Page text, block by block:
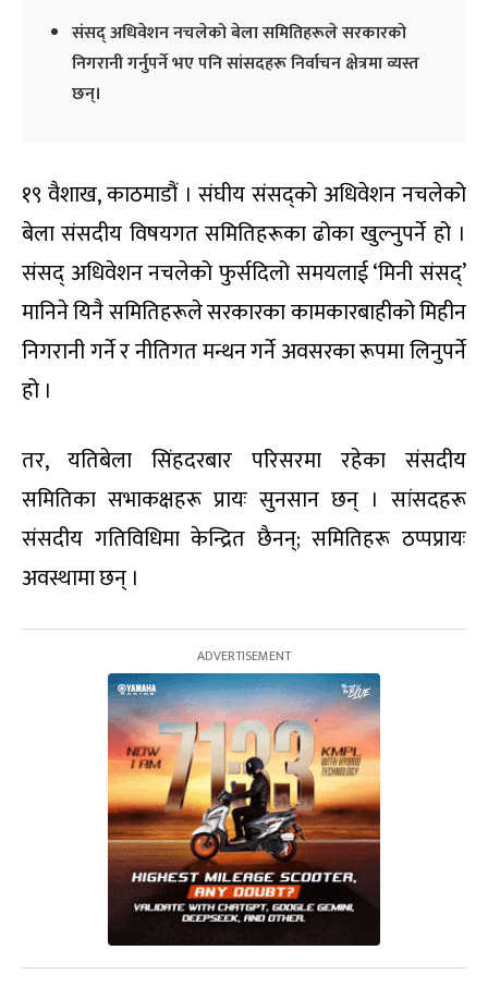
संसद् अधिवेशन नचलेको बेला समितिहरूले सरकारको
निगरानी गर्नुपर्ने भए पनि सांसदहरू निर्वाचन क्षेत्रमा व्यस्त
छन्।
१९ वैशाख, काठमाडौं । संघीय संसद्को अधिवेशन नचलेको
बेला संसदीय विषयगत समितिहरूका ढोका खुल्नुपर्ने हो ।
संसद् अधिवेशन नचलेको फुर्सदिलो समयलाई ‘मिनी संसद्’
मानिने यिनै समितिहरूले सरकारका कामकारबाहीको मिहीन
निगरानी गर्ने र नीतिगत मन्थन गर्ने अवसरका रूपमा लिनुपर्ने
हो ।
तर, यतिबेला सिंहदरबार परिसरमा रहेका संसदीय
समितिका सभाकक्षहरू प्रायः सुनसान छन् । सांसदहरू
संसदीय गतिविधिमा केन्द्रित छैनन्; समितिहरू ठप्पप्रायः
अवस्थामा छन् ।